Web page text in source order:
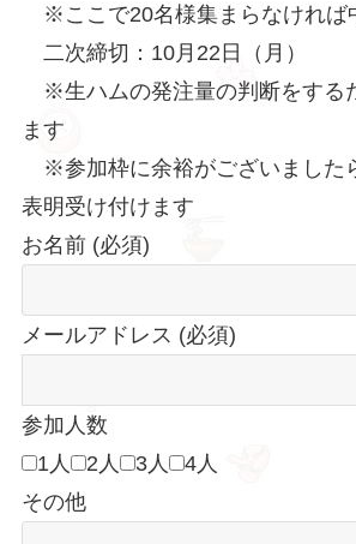
※ここで20名様集まらなければ
二次締切：10月22日（月）
※生ハムの発注量の判断をする
ます
※参加枠に余裕がございました
表明受け付けます
お名前 (必須)
メールアドレス (必須)
参加人数
1人
2人 3人
4人
その他